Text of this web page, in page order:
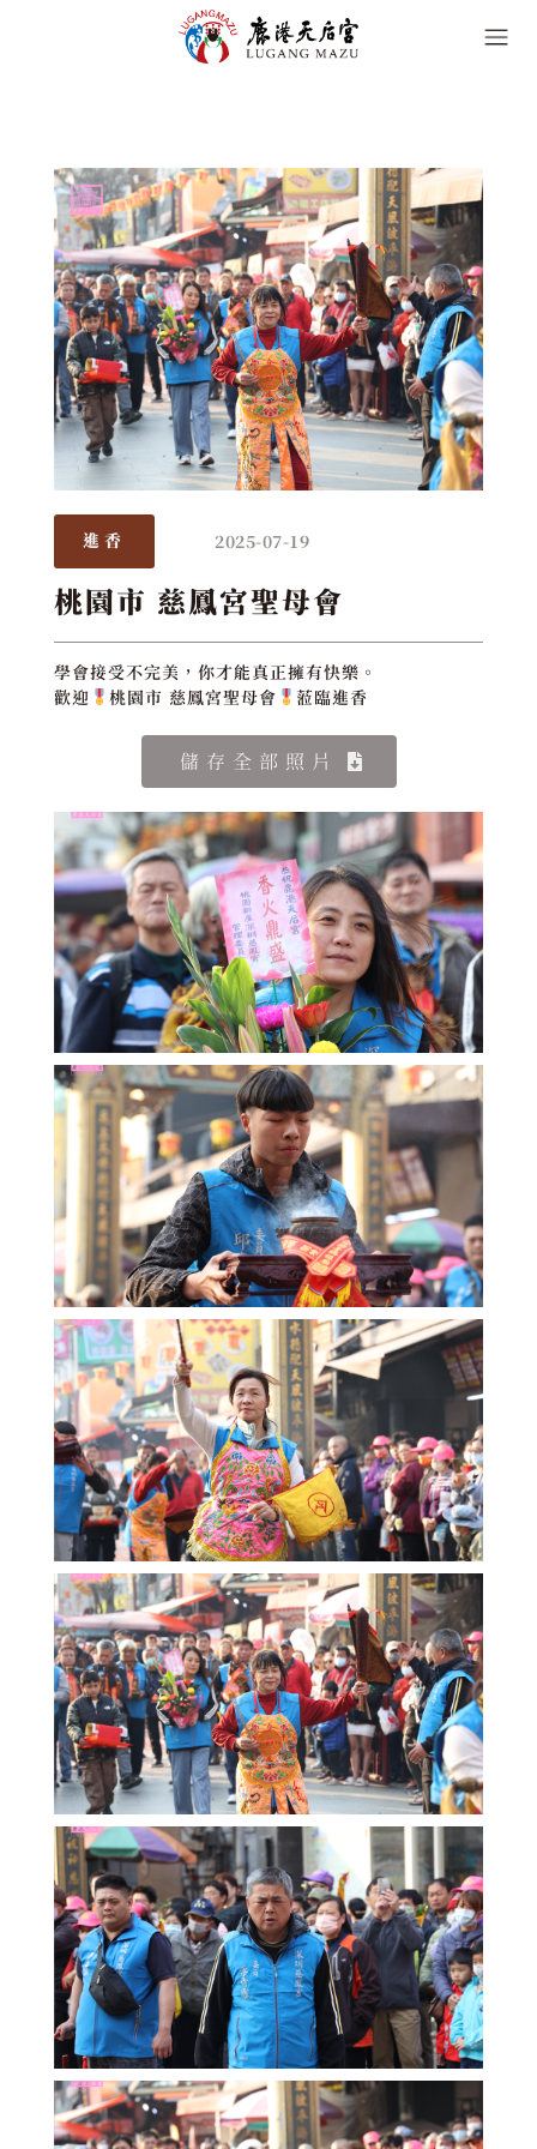
進香 2025-07-19
桃園市 慈鳳宮聖母會
學會接受不完美，你才能真正擁有快樂。
歡迎
桃園市 慈鳳宮聖母會 蒞臨進香
儲存全部照片